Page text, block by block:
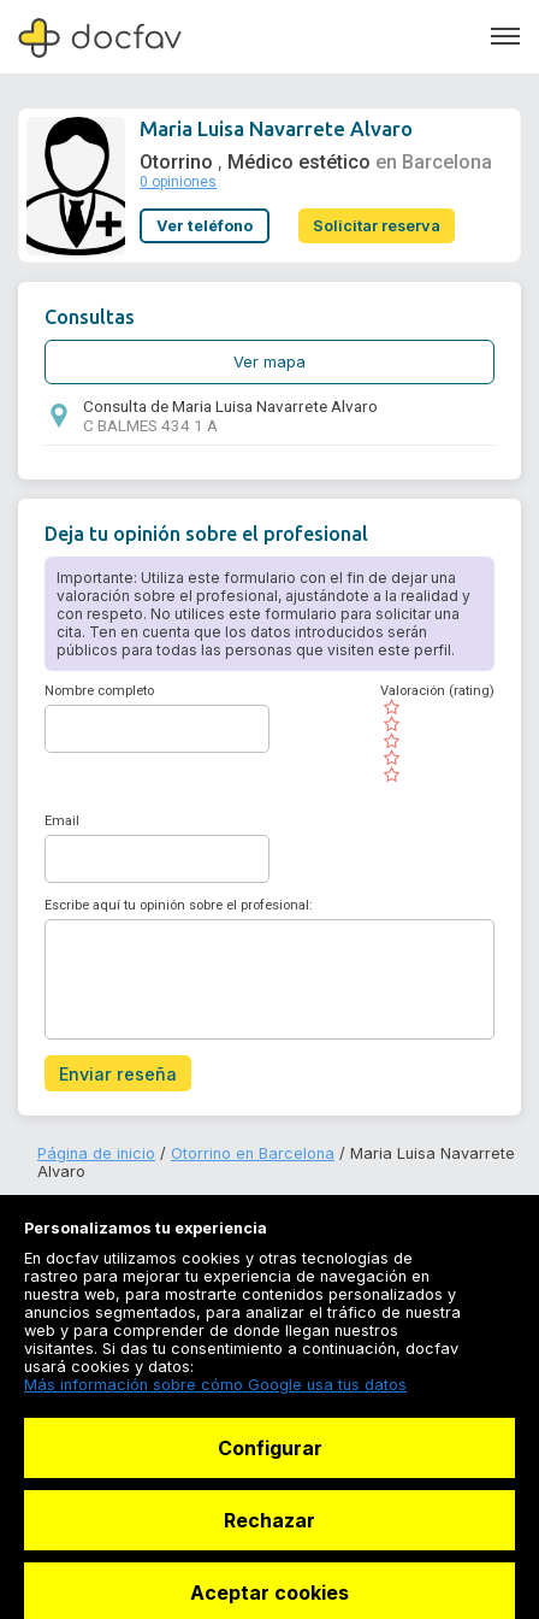
Soporte
Maria Luisa Navarrete Alvaro
Otorrino , Médico estético en Barcelona
0 opiniones
Ver teléfono Solicitar reserva
Consultas
Ver mapa
Consulta de Maria Luisa Navarrete Alvaro
C BALMES 434 1 A
Deja tu opinión sobre el profesional
Importante: Utiliza este formulario con el fin de dejar una
valoración sobre el profesional, ajustándote a la realidad y
con respeto. No utilices este formulario para solicitar una
cita. Ten en cuenta que los datos introducidos serán
públicos para todas las personas que visiten este perfil.
Nombre completo
( )
( )
( )
( )
( )
Valoración (rating)
Email
Escribe aquí tu opinión sobre el profesional:
Enviar reseña
Página de inicio Otorrino en Barcelona
Maria Luisa Navarrete
Alvaro
Registrarse
Docfav
© Dashboard Technologies S.L
Personalizamos tu experiencia
En docfav utilizamos cookies y otras tecnologías de
rastreo para mejorar tu experiencia de navegación en
nuestra web, para mostrarte contenidos personalizados y
anuncios segmentados, para analizar el tráfico de nuestra
web y para comprender de donde llegan nuestros
visitantes. Si das tu consentimiento a continuación, docfav
usará cookies y datos:
Más información sobre cómo Google usa tus datos
Configurar
Rechazar
Aceptar cookies